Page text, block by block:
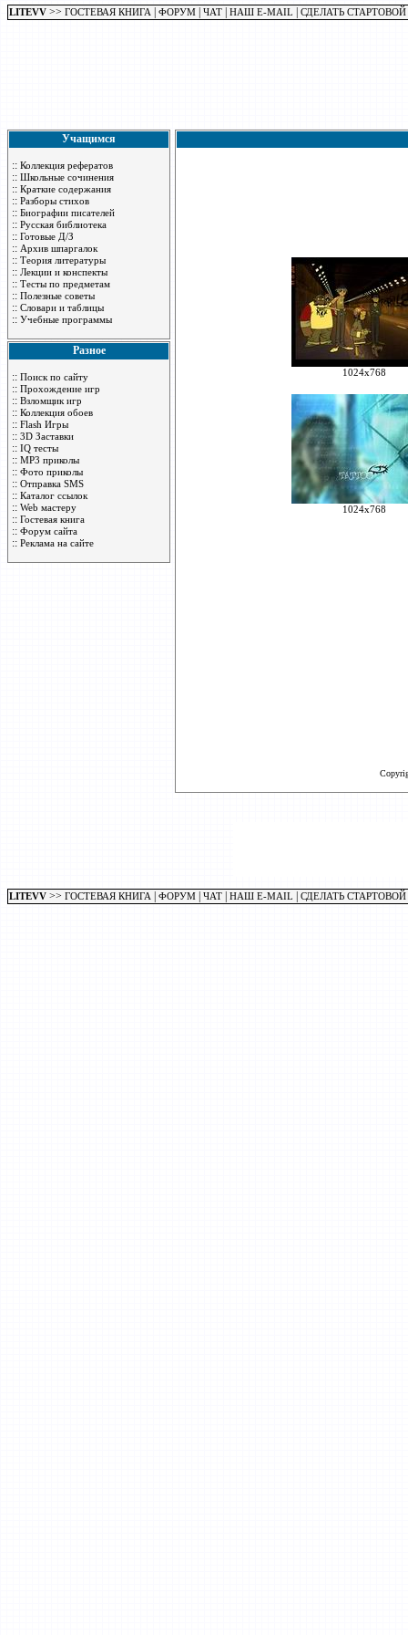
LITEVV >> ГОСТЕВАЯ КНИГА ФОРУМ ЧАТ НАШ E-MAIL СДЕЛАТЬ СТАРТОВОЙ
Учащимся
:: Коллекция рефератов
:: Школьные сочинения
:: Краткие содержания
:: Разборы стихов
:: Биографии писателей
:: Русская библиотека
:: Готовые Д/З
:: Архив шпаргалок
:: Теория литературы
:: Лекции и конспекты
:: Тесты по предметам
:: Полезные советы
:: Словари и таблицы
:: Учебные программы
Разное
:: Поиск по сайту
:: Прохождение игр
:: Взломщик игр
:: Коллекция обоев
:: Flash Игры
:: 3D Заставки
:: IQ тесты
:: MP3 приколы
:: Фото приколы
:: Отправка SMS
:: Каталог ссылок
:: Web мастеру
:: Гостевая книга
:: Форум сайта
:: Реклама на сайте
1024x768
1024x768
LITEVV >> ГОСТЕВАЯ КНИГА ФОРУМ ЧАТ НАШ E-MAIL СДЕЛАТЬ СТАРТОВОЙ